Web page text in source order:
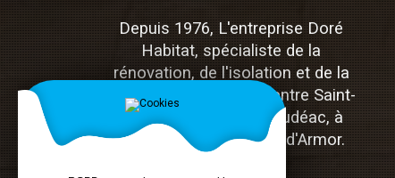
Depuis 1976, L'entreprise Doré
Habitat, spécialiste de la
rénovation, de l'isolation et de la
menuiserie, est située entre Saint-
Brieuc, Lamballe et Loudéac, à
Hénon dans les Côtes-d'Armor.